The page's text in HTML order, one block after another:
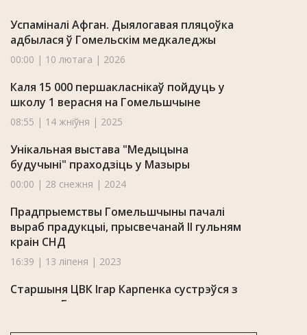
Успаміналі Афган. Дыялогавая пляцоўка
адбылася ў Гомельскім медкаледжы
00:00 | 10 лютага | 2026
Каля 15 000 першакласнікаў пойдуць у
школу 1 верасня на Гомельшчыне
08:55 | 14 жніўня | 2025
Унікальная выстава "Медыцына
будучыні" праходзіць у Мазыры
00:00 | 28 снежня | 2024
Прадпрыемствы Гомельшчыны пачалі
выраб прадукцыі, прысвечанай II гульням
краін СНД
16:39 | 13 ліпеня | 2023
Старшыня ЦВК Ігар Карпенка сустрэўся з
актывам Гомельшчыны